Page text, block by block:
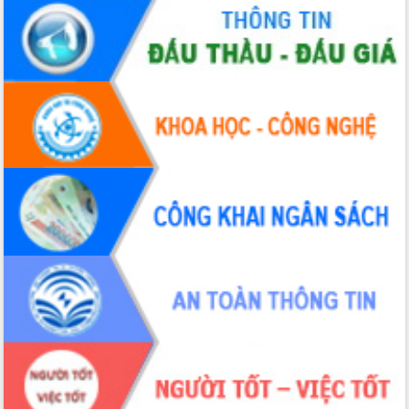
Tháo gỡ những vướng mắc, đẩy mạnh
công tác cải cách thủ tục hành chính
tại Trung tâm Phục vụ hành chính
công tỉnh
Đắk Lắk: Tôn vinh 46 giải pháp tại Hội
thi Sáng tạo Kỹ thuật 2024 - 2025
Đắk Lắk rà soát, điều chỉnh Đề án 190
về phát triển nuôi trồng thủy sản
Phó Chủ tịch UBND tỉnh Đắk Lắk
Trương Công Thái kiểm tra thực địa
Dự án cao tốc Khánh Hòa - Buôn Ma
Thuột
Định vị cà phê Việt Nam như một “di
sản sống” trong dòng chảy toàn cầu
Xây dựng nông thôn mới: Nâng cao đời
sống người dân từ những mô hình thiết
Quyết liệt tháo gỡ vướng mắc, đẩy
nhanh tiến độ các dự án trọng điểm
trong Khu kinh tế Nam Phú Yên